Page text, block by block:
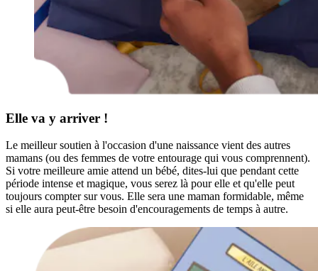
Elle va y arriver !
Le meilleur soutien à l'occasion d'une naissance vient des autres
mamans (ou des femmes de votre entourage qui vous comprennent).
Si votre meilleure amie attend un bébé, dites-lui que pendant cette
période intense et magique, vous serez là pour elle et qu'elle peut
toujours compter sur vous. Elle sera une maman formidable, même
si elle aura peut-être besoin d'encouragements de temps à autre.